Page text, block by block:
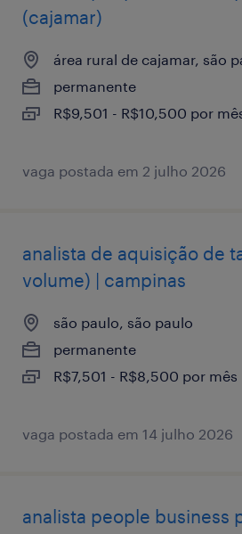
(cajamar)
área rural de cajamar, são
permanente
R$9,501 - R$10,500 por
vaga postada em 2 julho 2026
analista de aquisição de
volume) | campinas
são paulo, são paulo
permanente
R$7,501 - R$8,500 por mês
vaga postada em 14 julho 2026
analista people business